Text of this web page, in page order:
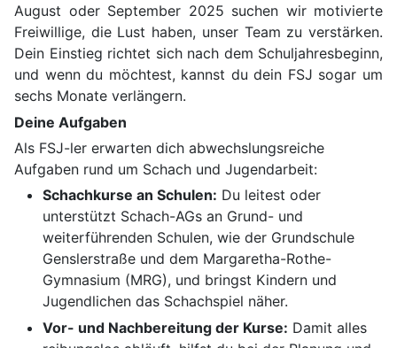
August oder September 2025 suchen wir motivierte
Freiwillige, die Lust haben, unser Team zu verstärken.
Dein Einstieg richtet sich nach dem Schuljahresbeginn,
und wenn du möchtest, kannst du dein FSJ sogar um
sechs Monate verlängern.
Deine Aufgaben
Als FSJ-ler erwarten dich abwechslungsreiche
Aufgaben rund um Schach und Jugendarbeit:
Schachkurse an Schulen: Du leitest oder
unterstützt Schach-AGs an Grund- und
weiterführenden Schulen, wie der Grundschule
Genslerstraße und dem Margaretha-Rothe-
Gymnasium (MRG), und bringst Kindern und
Jugendlichen das Schachspiel näher.
Vor- und Nachbereitung der Kurse: Damit alles